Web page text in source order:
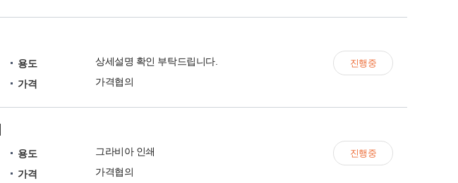
용도
상세설명 확인 부탁드립니다.
가격
가격협의
진행중
용도
그라비아 인쇄
가격
가격협의
진행중